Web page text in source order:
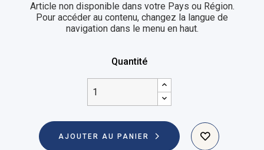
Article non disponible dans votre Pays ou Région.
Pour accéder au contenu, changez la langue de
navigation dans le menu en haut.
Quantité
AJOUTER AU PANIER